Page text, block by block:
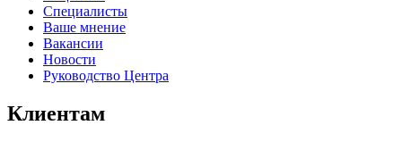
Специалисты
Ваше мнение
Вакансии
Новости
Руководство Центра
Клиентам